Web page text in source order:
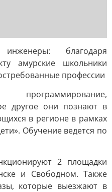
благодаря
амурские школьники
профессии
другое они познают в
в регионе в рамках
Обучение ведется по
2 площадки
и Свободном. Также
которые выезжают в